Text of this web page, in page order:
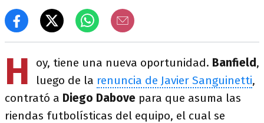
H oy, tiene una nueva oportunidad. Banfield,
luego de la renuncia de Javier Sanguinetti,
contrató a Diego Dabove para que asuma las
riendas futbolísticas del equipo, el cual se